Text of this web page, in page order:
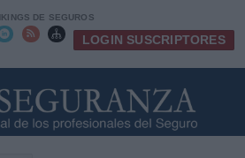
DE SEGUROS
   LOGIN SUSCRIPTORES